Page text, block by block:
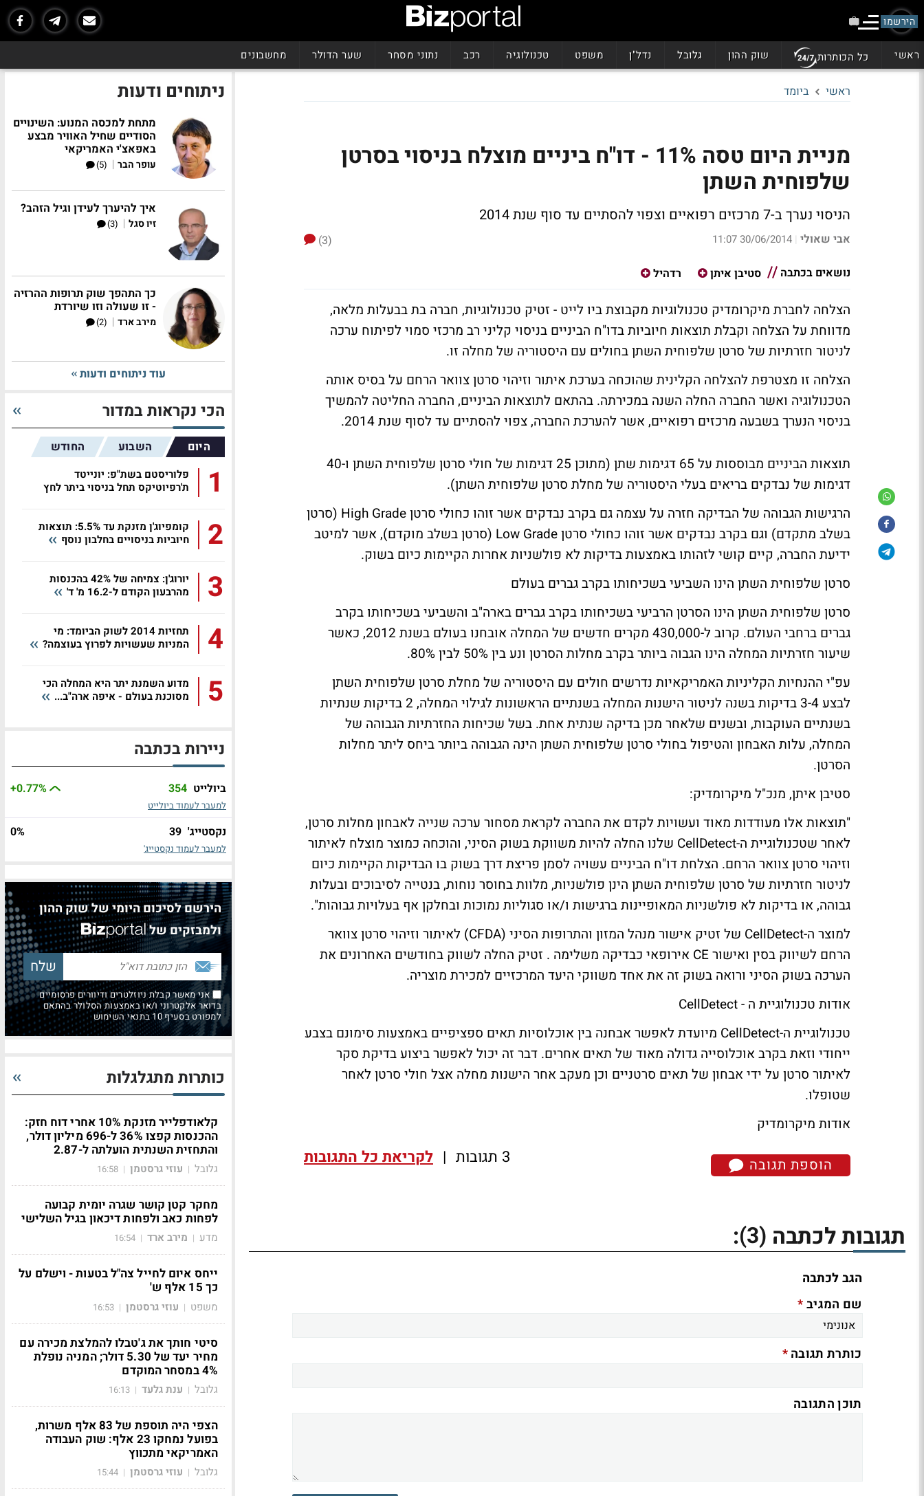
הירשמו
ראשי כל הכותרות שוק ההון גלובל נדל"ן משפט טכנולוגיה רכב נתוני מסחר שער הדולר מחשבונים
ראשי ביומד
מניית היום טסה 11% - דו"ח ביניים מוצלח בניסוי בסרטן
שלפוחית השתן
הניסוי נערך ב-7 מרכזים רפואיים וצפוי להסתיים עד סוף שנת 2014
אבי שאולי |
30/06/2014 11:07
(3)
נושאים בכתבה
סטיבן איתן רדהיל
הצלחה לחברת מיקרומדיק טכנולוגיות מקבוצת ביו לייט - זטיק טכנולוגיות, חברה בת בבעלות מלאה,
מדווחת על הצלחה וקבלת תוצאות חיוביות בדו"ח הביניים בניסוי קליני רב מרכזי סמוי לפיתוח ערכה
לניטור חזרתיות של סרטן שלפוחית השתן בחולים עם היסטוריה של מחלה זו.
הצלחה זו מצטרפת להצלחה הקלינית שהוכחה בערכת איתור וזיהוי סרטן צוואר הרחם על בסיס אותה
הטכנולוגיה ואשר החברה החלה השנה במכירתה. בהתאם לתוצאות הביניים, החברה החליטה להמשיך
בניסוי הנערך בשבעה מרכזים רפואיים, אשר להערכת החברה, צפוי להסתיים עד לסוף שנת 2014.
תוצאות הביניים מבוססות על 65 דגימות שתן (מתוכן 25 דגימות של חולי סרטן שלפוחית השתן ו-40
דגימות של נבדקים בריאים בעלי היסטוריה של מחלת סרטן שלפוחית השתן).
הרגישות הגבוהה של הבדיקה חזרה על עצמה גם בקרב נבדקים אשר זוהו כחולי סרטן High Grade (סרטן
בשלב מתקדם) וגם בקרב נבדקים אשר זוהו כחולי סרטן Low Grade (סרטן בשלב מוקדם), אשר למיטב
ידיעת החברה, קיים קושי לזהותו באמצעות בדיקות לא פולשניות אחרות הקיימות כיום בשוק.
סרטן שלפוחית השתן הינו השביעי בשכיחותו בקרב גברים בעולם
סרטן שלפוחית השתן הינו הסרטן הרביעי בשכיחותו בקרב גברים בארה"ב והשביעי בשכיחותו בקרב
גברים ברחבי העולם. קרוב ל-430,000 מקרים חדשים של המחלה אובחנו בעולם בשנת 2012, כאשר
שיעור חזרתיות המחלה הינו הגבוה ביותר בקרב מחלות הסרטן ונע בין 50% לבין 80%.
עפ"י ההנחיות הקליניות האמריקאיות נדרשים חולים עם היסטוריה של מחלת סרטן שלפוחית השתן
לבצע 3-4 בדיקות בשנה לניטור הישנות המחלה בשנתיים הראשונות לגילוי המחלה, 2 בדיקות שנתיות
בשנתיים העוקבות, ובשנים שלאחר מכן בדיקה שנתית אחת. בשל שכיחות החזרתיות הגבוהה של
המחלה, עלות האבחון והטיפול בחולי סרטן שלפוחית השתן הינה הגבוהה ביותר ביחס ליתר מחלות
הסרטן.
סטיבן איתן, מנכ"ל מיקרומדיק:
"תוצאות אלו מעודדות מאוד ועשויות לקדם את החברה לקראת מסחור ערכה שנייה לאבחון מחלות סרטן,
לאחר שטכנולוגיית ה-CellDetect שלנו החלה להיות משווקת בשוק הסיני, והוכחה כמוצר מוצלח לאיתור
וזיהוי סרטן צוואר הרחם. הצלחת דו"ח הביניים עשויה לסמן פריצת דרך בשוק בו הבדיקות הקיימות כיום
לניטור חזרתיות של סרטן שלפוחית השתן הינן פולשניות, מלוות בחוסר נוחות, בנטייה לסיבוכים ובעלות
גבוהה, או בדיקות לא פולשניות המאופיינות ברגישות ו/או סגוליות נמוכות ובחלקן אף בעלויות גבוהות".
למוצר ה-CellDetect של זטיק אישור מנהל המזון והתרופות הסיני (CFDA) לאיתור וזיהוי סרטן צוואר
הרחם לשיווק בסין ואישור CE אירופאי כבדיקה משלימה . זטיק החלה לשווק בחודשים האחרונים את
הערכה בשוק הסיני ורואה בשוק זה את אחד משווקי היעד המרכזיים למכירת מוצריה.
אודות טכנולוגיית ה - CellDetect
טכנולוגיית ה-CellDetect מיועדת לאפשר אבחנה בין אוכלוסיות תאים ספציפיים באמצעות סימונם בצבע
ייחודי וזאת בקרב אוכלוסייה גדולה מאוד של תאים אחרים. דבר זה יכול לאפשר ביצוע בדיקת סקר
לאיתור סרטן על ידי אבחון של תאים סרטניים וכן מעקב אחר הישנות מחלה אצל חולי סרטן לאחר
שטופלו.
אודות מיקרומדיק
הוספת תגובה 3 תגובות | לקריאת כל התגובות
תגובות לכתבה (3)
:
הגב לכתבה
שם המגיב*
כותרת תגובה*
תוכן התגובה
ניתוחים ודעות
מתחת למכסה המנוע: השינויים
הסודיים שחיל האוויר מבצע
באפאצ'י האמריקאי
עופר הבר |
(5)
איך להיערך לעידן וגיל הזהב?
זיו סגל |
(3)
כך התהפך שוק תרופות ההרזיה
- זו שעולה וזו שיורדת
מירב ארד |
(2)
עוד ניתוחים ודעות
הכי נקראות במדור
היום השבוע החודש
1
פלוריסטם בשת"פ: יונייטד
ת'רפיוטיקס תחל בניסוי ביתר לחץ
2
קומפיוג'ן מזנקת עד 5.5%: תוצאות
חיוביות בניסויים בחלבון נוסף
3
יורוג'ן: צמיחה של 42% בהכנסות
מהרבעון הקודם ל-16.2 מ' ד'
4
תחזיות 2014 לשוק הביומד: מי
המניות שעשויות לפרוץ בעוצמה?
5
מדוע השמנת יתר היא המחלה הכי
מסוכנת בעולם - איפה ארה"ב...
ניירות בכתבה
ביולייט 354
+0.77%
למעבר לעמוד ביולייט
נקסטייג' 39
0%
למעבר לעמוד נקסטייג'
הירשם לסיכום היומי של שוק ההון
ולמבזקים של
אני מאשר קבלת ניוזלטרים ודיוורים פרסומיים
בדואר אלקטרוני ו/או באמצעות הסלולר בהתאם
למפורט בסעיף 10 בתנאי השימוש
כותרות מתגלגלות
קלאודפלייר מזנקת 10% אחרי דוח חזק:
ההכנסות קפצו 36% ל-696 מיליון דולר,
והתחזית השנתית הועלתה ל-2.87
גלובל | עוזי גרסטמן |
16:58
מחקר קטן קושר שגרה יומית קבועה
לפחות כאב ולפחות דיכאון בגיל השלישי
מדע | מירב ארד |
16:54
ייחס איום לחייל צה"ל בטעות - וישלם על
כך 15 אלף ש'
משפט | עוזי גרסטמן |
16:53
סיטי חותך את ג'טבלו להמלצת מכירה עם
מחיר יעד של 5.30 דולר; המניה נופלת
4% במסחר המוקדם
גלובל | ענת גלעד |
16:13
הצפי היה תוספת של 83 אלף משרות,
בפועל נמחקו 23 אלף: שוק העבודה
האמריקאי מתכווץ
גלובל | עוזי גרסטמן |
15:44